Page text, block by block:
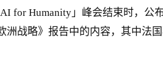
for Humanity」峰会结束时，
洲战略》报告中的内容，其中